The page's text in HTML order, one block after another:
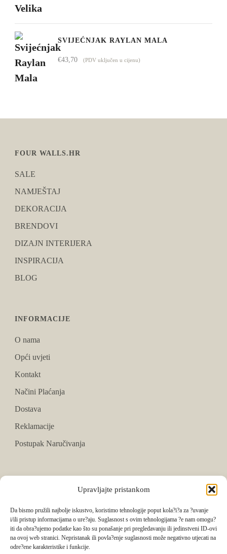
Upravljajte pristankom
Da bismo pružili najbolje iskustvo, koristimo tehnologije poput kola?i?a za ?uvanje
i/ili pristup informacijama o ure?aju. Suglasnost s ovim tehnologijama ?e nam omogu?
iti da obra?ujemo podatke kao što su ponašanje pri pregledavanju ili jedinstveni ID-ovi
na ovoj web stranici. Nepristanak ili povla?enje suglasnosti može negativno utjecati na
odre?ene karakteristike i funkcije.
SVIJEĆNJAK RAYLAN MALA
€43,70 (PDV uključen u cijenu)
FOUR WALLS.HR
SALE
NAMJEŠTAJ
DEKORACIJA
BRENDOVI
DIZAJN INTERIJERA
INSPIRACIJA
BLOG
INFORMACIJE
O nama
Opći uvjeti
Kontakt
Načini Plaćanja
Dostava
Reklamacije
Postupak Naručivanja
Instagram
Tik Tok